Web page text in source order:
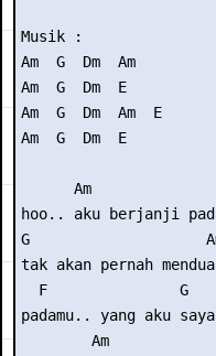
Musik :
Am  G  Dm  Am
Am  G  Dm  E
Am  G  Dm  Am  E
Am  G  Dm  E
Am
hoo.. aku berjanji
G
tak akan pernah
  F               G
padamu.. yang aku
        Am